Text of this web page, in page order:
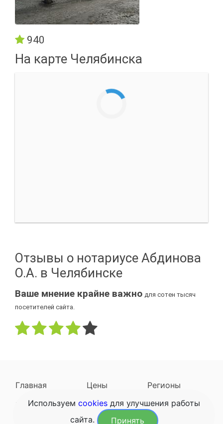
940
На карте Челябинска
Отзывы о нотариусе Абдинова
О.А. в Челябинске
Ваше мнение крайне важно для сотен тысяч
посетителей сайта.
Главная Цены
Регионы
Наследодатели
Задать вопрос
Используем cookies для улучшения работы
сайта.
Принять